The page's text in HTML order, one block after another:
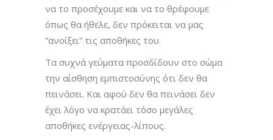
να το προσέχουμε και να το θρέφουμε
όπως θα ήθελε, δεν πρόκειται να μας
”ανοίξει” τις αποθήκες του.
Τα συχνά γεύματα προσδίδουν στο σώμα
την αίσθηση εμπιστοσύνης ότι δεν θα
πεινάσει. Και αφού δεν θα πεινάσει δεν
έχει λόγο να κρατάει τόσο μεγάλες
αποθήκες ενέργειας-λίπους.